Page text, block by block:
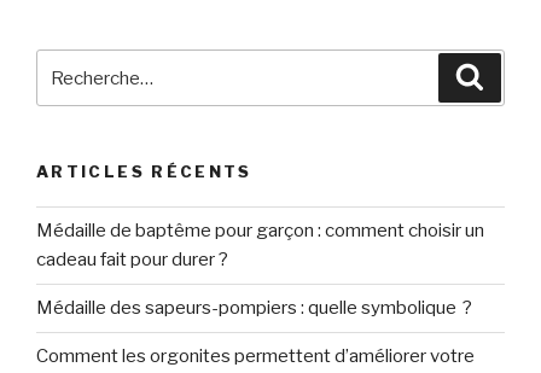
ARTICLES RÉCENTS
Médaille de baptême pour garçon : comment choisir un
cadeau fait pour durer ?
Médaille des sapeurs-pompiers : quelle symbolique ?
Comment les orgonites permettent d’améliorer votre